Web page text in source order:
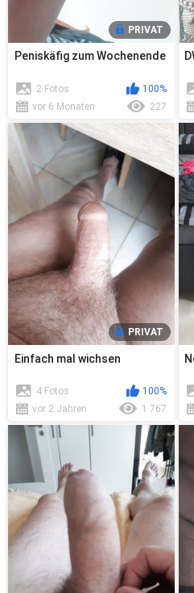
PRIVAT
Peniskäfig zum Wochenende
2 Fotos
100%
vor 6 Monaten
227
PRIVAT
Einfach mal wichsen
4 Fotos
100%
vor 2 Jahren
1 767